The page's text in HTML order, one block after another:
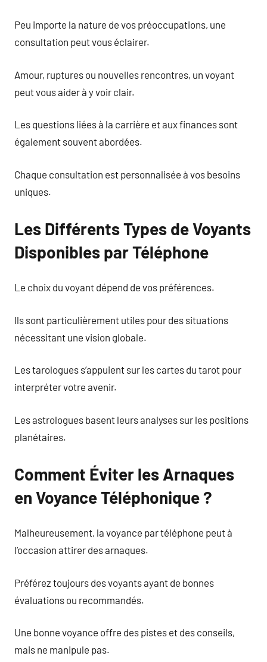
Peu importe la nature de vos préoccupations, une
consultation peut vous éclairer.
Amour, ruptures ou nouvelles rencontres, un voyant
peut vous aider à y voir clair.
Les questions liées à la carrière et aux finances sont
également souvent abordées.
Chaque consultation est personnalisée à vos besoins
uniques.
Les Différents Types de Voyants
Disponibles par Téléphone
Le choix du voyant dépend de vos préférences.
Ils sont particulièrement utiles pour des situations
nécessitant une vision globale.
Les tarologues s’appuient sur les cartes du tarot pour
interpréter votre avenir.
Les astrologues basent leurs analyses sur les positions
planétaires.
Comment Éviter les Arnaques
en Voyance Téléphonique ?
Malheureusement, la voyance par téléphone peut à
l’occasion attirer des arnaques.
Préférez toujours des voyants ayant de bonnes
évaluations ou recommandés.
Une bonne voyance offre des pistes et des conseils,
mais ne manipule pas.